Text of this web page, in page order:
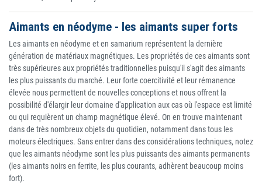
Aimants en néodyme - les aimants super forts
Les aimants en néodyme et en samarium représentent la dernière
génération de matériaux magnétiques. Les propriétés de ces aimants sont
très supérieures aux propriétés traditionnelles puisqu'il s'agit des aimants
les plus puissants du marché. Leur forte coercitivité et leur rémanence
élevée nous permettent de nouvelles conceptions et nous offrent la
possibilité d'élargir leur domaine d'application aux cas où l'espace est limité
ou qui requièrent un champ magnétique élevé. On en trouve maintenant
dans de très nombreux objets du quotidien, notamment dans tous les
moteurs électriques. Sans entrer dans des considérations techniques, notez
que les aimants néodyme sont les plus puissants des aimants permanents
(les aimants noirs en ferrite, les plus courants, adhèrent beaucoup moins
fort).